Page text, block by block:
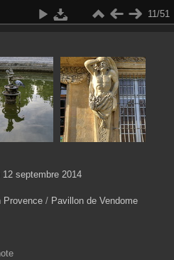
11/51
12 septembre 2014
Provence/ Pavillon de Vendome